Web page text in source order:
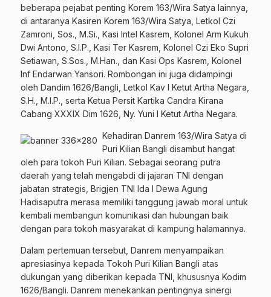
beberapa pejabat penting Korem 163/Wira Satya lainnya,
di antaranya Kasiren Korem 163/Wira Satya, Letkol Czi
Zamroni, Sos., M.Si., Kasi Intel Kasrem, Kolonel Arm Kukuh
Dwi Antono, S.I.P., Kasi Ter Kasrem, Kolonel Czi Eko Supri
Setiawan, S.Sos., M.Han., dan Kasi Ops Kasrem, Kolonel
Inf Endarwan Yansori. Rombongan ini juga didampingi
oleh Dandim 1626/Bangli, Letkol Kav I Ketut Artha Negara,
S.H., M.I.P., serta Ketua Persit Kartika Candra Kirana
Cabang XXXIX Dim 1626, Ny. Yuni I Ketut Artha Negara.
Kehadiran Danrem 163/Wira Satya di
Puri Kilian Bangli disambut hangat
oleh para tokoh Puri Kilian. Sebagai seorang putra
daerah yang telah mengabdi di jajaran TNI dengan
jabatan strategis, Brigjen TNI Ida I Dewa Agung
Hadisaputra merasa memiliki tanggung jawab moral untuk
kembali membangun komunikasi dan hubungan baik
dengan para tokoh masyarakat di kampung halamannya.
Dalam pertemuan tersebut, Danrem menyampaikan
apresiasinya kepada Tokoh Puri Kilian Bangli atas
dukungan yang diberikan kepada TNI, khususnya Kodim
1626/Bangli. Danrem menekankan pentingnya sinergi